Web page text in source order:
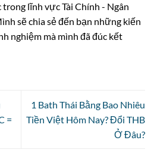
trong lĩnh vực Tài Chính - Ngân
sẽ chia sẻ đến bạn những kiến
nghiệm mà mình đã đúc kết
=
1 Bath Thái Bằng Bao Nhiêu
Tiền Việt Hôm Nay? Đổi THB
Ở Đâu?